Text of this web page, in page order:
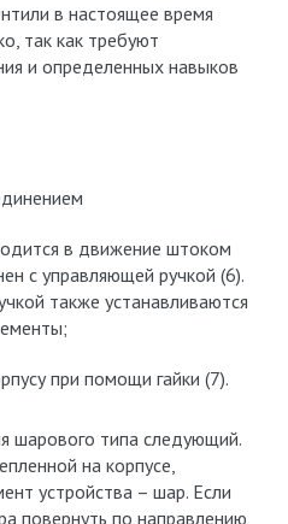
в настоящее время
так как требуют
и определенных навыков
в движение штоком
с управляющей ручкой (6).
также устанавливаются
при помощи гайки (7).
шарового типа следующий.
на корпусе,
устройства – шар. Если
повернуть по направлению